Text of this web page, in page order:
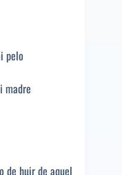
pelo
madre
de huir de aquel